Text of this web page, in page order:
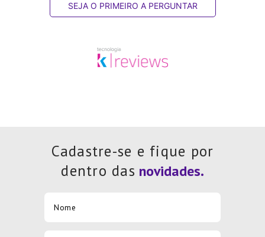
SEJA O PRIMEIRO A PERGUNTAR
Cadastre-se e fique por
dentro das